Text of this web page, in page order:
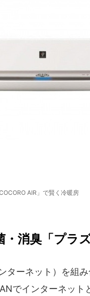
COCORO AIR」で賢く冷暖房
消臭「プラ
ターネット）を組
でインターネット